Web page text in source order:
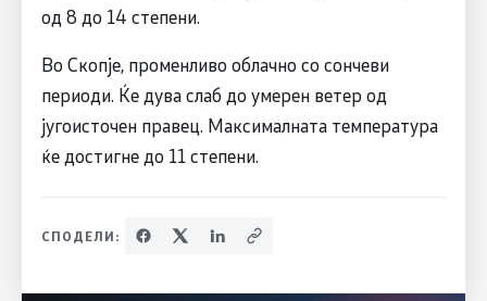
од 8 до 14 степени.
Во Скопје, променливо облачно со сончеви
периоди. Ќе дува слаб до умерен ветер од
југоисточен правец. Максималната температура
ќе достигне до 11 степени.
СПОДЕЛИ: